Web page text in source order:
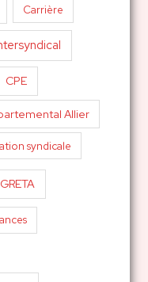
Carrière
CPE
Allier
syndicale
GRETA